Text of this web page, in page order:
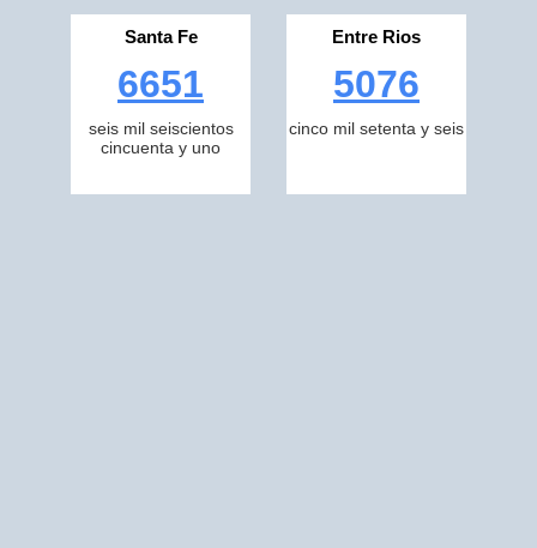
Santa Fe
6651
seis mil seiscientos
cincuenta y uno
Entre Rios
5076
cinco mil setenta y seis